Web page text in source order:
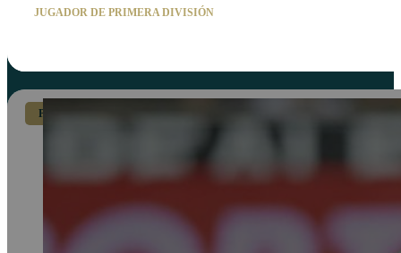
JUGADOR DE PRIMERA DIVISIÓN
PORTERO DE ÉLITE